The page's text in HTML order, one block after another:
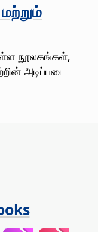
நூலகங்கள்,
அடிப்படை